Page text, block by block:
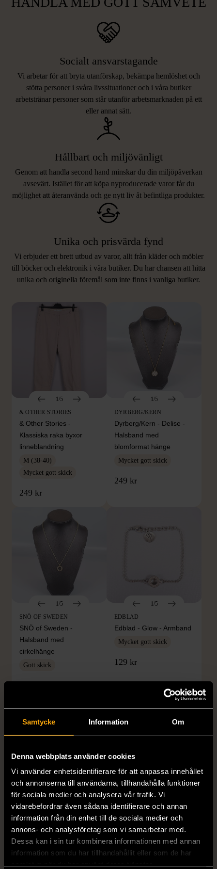
Samtycke Information Om
Denna webbplats använder cookies
Vi använder enhetsidentifierare för att anpassa innehållet
och annonserna till användarna, tillhandahålla funktioner
för sociala medier och analysera vår trafik. Vi
vidarebefordrar även sådana identifierare och annan
information från din enhet till de sociala medier och
annons- och analysföretag som vi samarbetar med.
Dessa kan i sin tur kombinera informationen med annan
information som du har tillhandahållit eller som de har
Socialt ansvarstagande
Vi arbetar för att bryta utanförskap, bekämpa hemlöshet och
stötta personer i svåra livssituationer och i våra butiker
arbetstränar personer som står utanför arbetsmarknaden på ett
eller annat sätt.
Hållbart och miljövänligt
Genom att handla second hand minskar du din miljöpåverkan
avsevärt. Istället för att köpa nyproducerade varor får du
möjlighet att återanvända och ge nytt liv åt befintliga produkter.
Unika och prisvärda fynd
Vi erbjuder ett brett utbud av varor, allt från kläder och möbler
till böcker och elektronik i våra butiker. Du har chansen att hitta
unika och originella föremål som inte finns i vanliga butiker.
LIKNANDE PRODUKTER
Hitta produkter som påminner om denna
1/5
& OTHER STORIES
& Other Stories -
Klassiska raka byxor
linneblandning
M (38-40)
Mycket gott skick
249 kr
1/5
DYRBERG/KERN
Dyrberg/Kern - Delise -
Halsband med
blomformat hänge
Mycket gott skick
249 kr
1/5
SNÖ OF SWEDEN
SNÖ of Sweden -
Halsband med
cirkelhänge
Gott skick
1/5
EDBLAD
Edblad - Glow - Armband
Mycket gott skick
129 kr
1/5
RODEBJER
Rodebjer - Mönstrad topp
med knappdetalj
M (38-40)
Mycket gott skick
1/5
H&M
H&M - Leopardmönstrad
volangklänning
XS (32-34) Nytt skick
99 kr